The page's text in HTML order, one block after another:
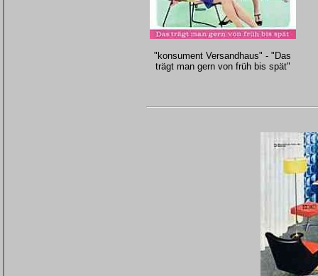
"konsument Versandhaus" - "Das
trägt man gern von früh bis spät"